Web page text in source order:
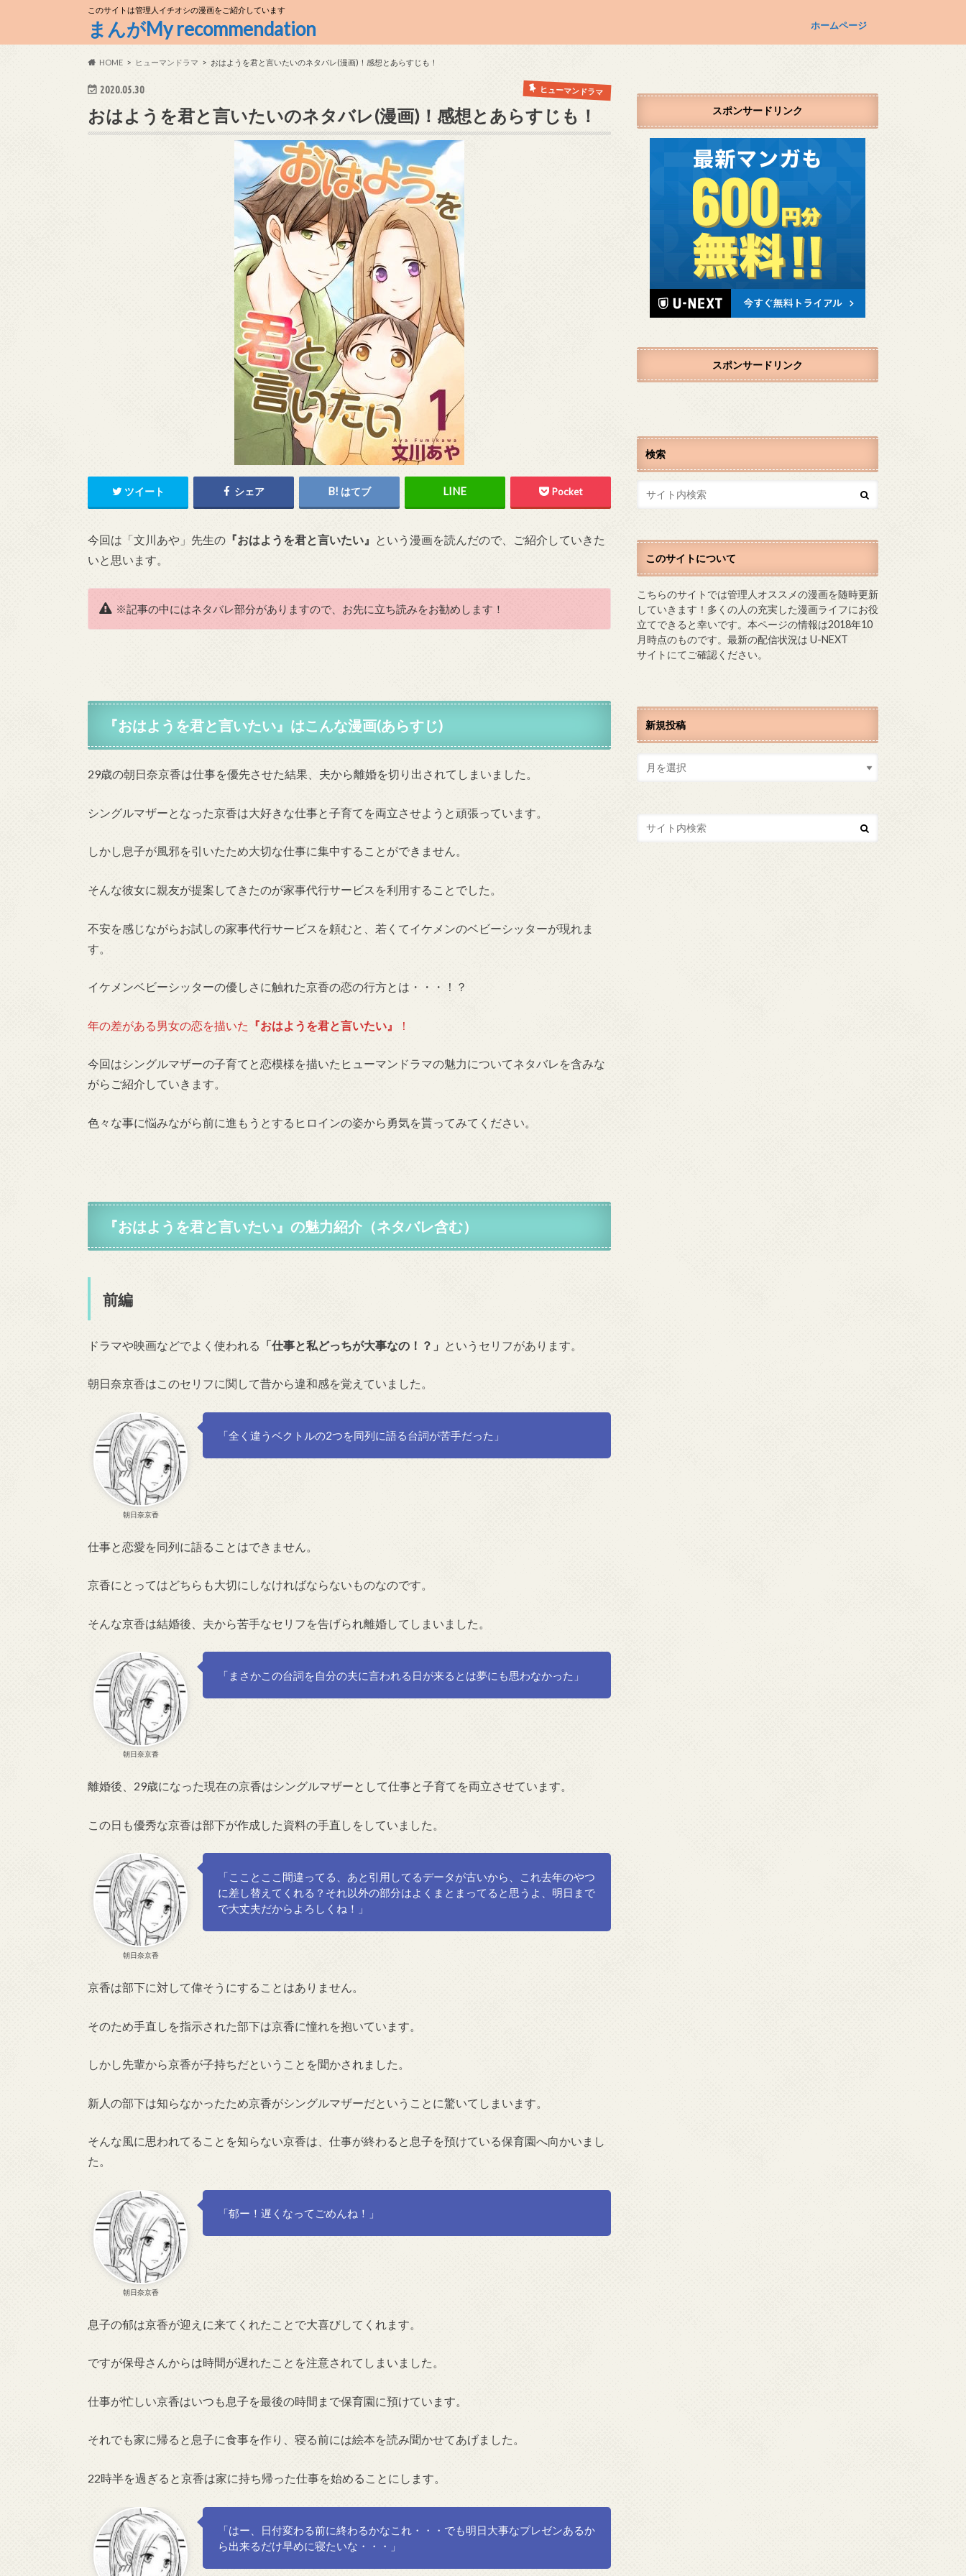
このサイトは管理人イチオシの漫画をご紹介しています
まんがMy recommendation ホームページ
HOME ヒューマンドラマ おはようを君と言いたいのネタバレ(漫画)！感想とあらすじも！
2020.05.30 ヒューマンドラマ
おはようを君と言いたいのネタバレ(漫画)！感想とあらすじも！
ツイート シェア はてブ Pocket
今回は「文川あや」先生の 『おはようを君と言いたい』
という漫画を読んだので、ご紹介していきた
いと思います。
※記事の中にはネタバレ部分がありますので、お先に立ち読みをお勧めします！
『おはようを君と言いたい 』はこんな漫画(あらすじ)
29歳の朝日奈京香は仕事を優先させた結果、夫から離婚を切り出されてしまいました。
シングルマザーとなった京香は大好きな仕事と子育てを両立させようと頑張っています。
しかし息子が風邪を引いたため大切な仕事に集中することができません。
そんな彼女に親友が提案してきたのが家事代行サービスを利用することでした。
不安を感じながらお試しの家事代行サービスを頼むと、若くてイケメンのベビーシッターが現れま
す。
イケメンベビーシッターの優しさに触れた京香の恋の行方とは・・・！？
年の差がある男女の恋を描いた 『おはようを君と言いたい』 ！
今回はシングルマザーの子育てと恋模様を描いたヒューマンドラマの魅力についてネタバレを含みな
がらご紹介していきます。
色々な事に悩みながら前に進もうとするヒロインの姿から勇気を貰ってみてください。
『おはようを君と言いたい 』の魅力紹介（ネタバレ含む）
前編
ドラマや映画などでよく使われる 「仕事と私どっちが大事なの！？」 というセリフがあります。
朝日奈京香はこのセリフに関して昔から違和感を覚えていました。
朝日奈京香
「全く違うベクトルの2つを同列に語る台詞が苦手だった」
仕事と恋愛を同列に語ることはできません。
京香にとってはどちらも大切にしなければならないものなのです。
そんな京香は結婚後、夫から苦手なセリフを告げられ離婚してしまいました。
朝日奈京香
「まさかこの台詞を自分の夫に言われる日が来るとは夢にも思わなかった」
離婚後、29歳になった現在の京香はシングルマザーとして仕事と子育てを両立させています。
この日も優秀な京香は部下が作成した資料の手直しをしていました。
朝日奈京香
「こことここ間違ってる、あと引用してるデータが古いから、これ去年のやつ
に差し替えてくれる？それ以外の部分はよくまとまってると思うよ、明日まで
で大丈夫だからよろしくね！」
京香は部下に対して偉そうにすることはありません。
そのため手直しを指示された部下は京香に憧れを抱いています。
しかし先輩から京香が子持ちだということを聞かされました。
新人の部下は知らなかったため京香がシングルマザーだということに驚いてしまいます。
そんな風に思われてることを知らない京香は、仕事が終わると息子を預けている保育園へ向かいまし
た。
朝日奈京香
「郁ー！遅くなってごめんね！」
息子の郁は京香が迎えに来てくれたことで大喜びしてくれます。
ですが保母さんからは時間が遅れたことを注意されてしまいました。
仕事が忙しい京香はいつも息子を最後の時間まで保育園に預けています。
それでも家に帰ると息子に食事を作り、寝る前には絵本を読み聞かせてあげました。
22時半を過ぎると京香は家に持ち帰った仕事を始めることにします。
「はー、日付変わる前に終わるかなこれ・・・でも明日大事なプレゼンあるか
ら出来るだけ早めに寝たいな・・・」
スポンサードリンク
スポンサードリンク
検索
このサイトについて
こちらのサイトでは管理人オススメの漫画を随時更新
していきます！多くの人の充実した漫画ライフにお役
立てできると幸いです。本ページの情報は2018年10
月時点のものです。最新の配信状況は U-NEXT
サイトにてご確認ください。
新規投稿